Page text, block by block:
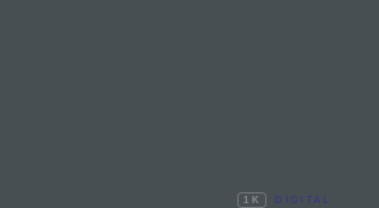
1K DIGITAL